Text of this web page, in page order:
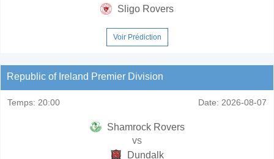
Sligo Rovers
Voir Prédiction
Republic of Ireland Premier Division
Temps: 20:00 Date: 2026-08-07
Shamrock Rovers
vs
Dundalk